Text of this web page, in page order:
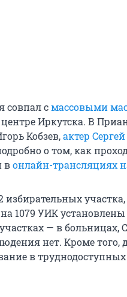
совпал смассовыми
Иркутска. В
Кобзев,актер
о том, как
вонлайн-трансляциях
избирательных
1079 УИК установлены
— в больницах,
нет. Кроме того,
в